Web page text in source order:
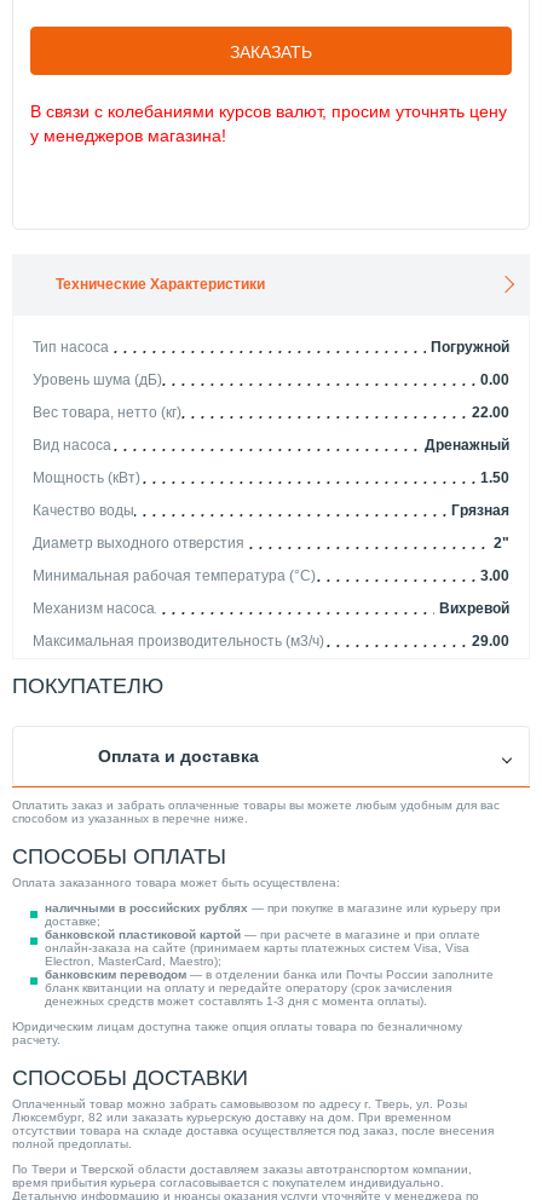
ЗАКАЗАТЬ
В связи с колебаниями курсов валют, просим уточнять цену
у менеджеров магазина!
Технические Характеристики
Тип насоса
Погружной
Уровень шума (дБ)
0.00
Вес товара, нетто (кг)
22.00
Вид насоса
Дренажный
Мощность (кВт)
1.50
Качество воды
Грязная
Диаметр выходного отверстия
2"
Минимальная рабочая температура (°С)
3.00
Механизм насоса
Вихревой
Максимальная производительность (м3/ч)
29.00
Тип вход. напряжения
Повышение давления
Нет
Производитель
Страна производитель
Германия
Глубина погружения/всасывания (м)
Объем гидробака (л)
Категория
Насосы
ПОКУПАТЕЛЮ
Оплата и доставка
Оплатить заказ и забрать оплаченные товары вы можете любым удобным для вас
способом из указанных в перечне ниже.
СПОСОБЫ ОПЛАТЫ
Оплата заказанного товара может быть осуществлена:
наличными в российских рублях — при покупке в магазине или курьеру при
доставке;
банковской пластиковой картой — при расчете в магазине и при оплате
онлайн-заказа на сайте (принимаем карты платежных систем Visa, Visa
Electron, MasterCard, Maestro);
банковским переводом — в отделении банка или Почты России заполните
бланк квитанции на оплату и передайте оператору (срок зачисления
денежных средств может составлять 1-3 дня с момента оплаты).
Юридическим лицам доступна также опция оплаты товара по безналичному
расчету.
СПОСОБЫ ДОСТАВКИ
Оплаченный товар можно забрать самовывозом по адресу г. Тверь, ул. Розы
Люксембург, 82 или заказать курьерскую доставку на дом. При временном
отсутствии товара на складе доставка осуществляется под заказ, после внесения
полной предоплаты.
По Твери и Тверской области доставляем заказы автотранспортом компании,
время прибытия курьера согласовывается с покупателем индивидуально.
Детальную информацию и нюансы оказания услуги уточняйте у менеджера по